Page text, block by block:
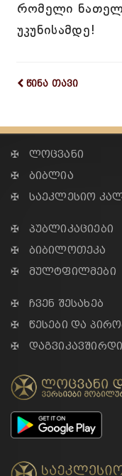
რომელი
უკუნისამდე!
წინა თავი
✠ ლოცვანი
✠ ბიბლია
✠ საეკლესიო
✠ პუბლიკაციები
✠ ბიბილოთეკა
✠ მულტფილმები
✠ ჩვენ შესახებ
✠ წესები და
✠